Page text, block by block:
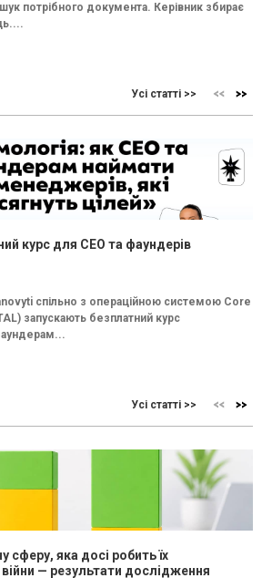
потрібного документа. Керівник збирає
Усі статті >>
курс для CEO та фаундерів
спільно з операційною системою Core
запускають безплатний курс
Усі статті >>
сферу, яка досі робить їх
— результати дослідження